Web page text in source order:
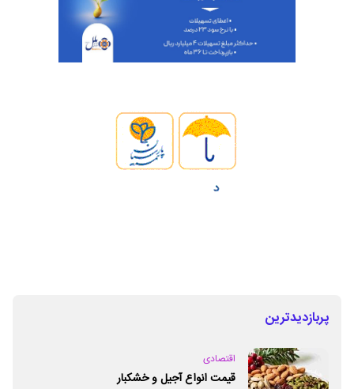
پربازدیدترین
اقتصادی
قیمت انواع آجیل و خشکبار